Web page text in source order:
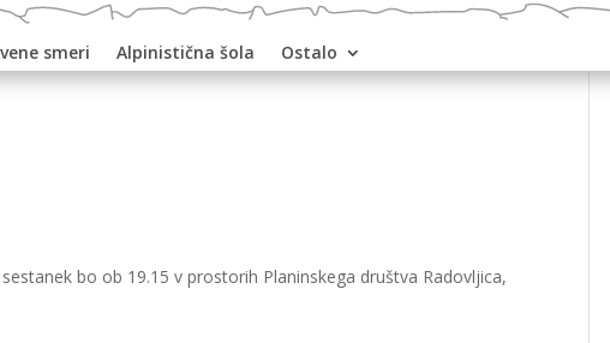
smeri Alpinistična šola Ostalo
bo ob 19.15 v prostorih Planinskega društva Radovljica,